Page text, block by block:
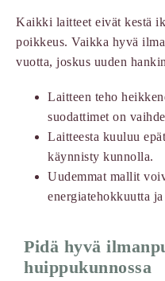
Kaikki laitteet eivät kestä
poikkeus. Vaikka hyvä
vuotta, joskus uuden
Laitteen teho
suodattimet on
Laitteesta kuuluu
käynnisty kunnolla.
Uudemmat mallit
energiatehokkuutta
Pidä hyvä
huippukunnossa